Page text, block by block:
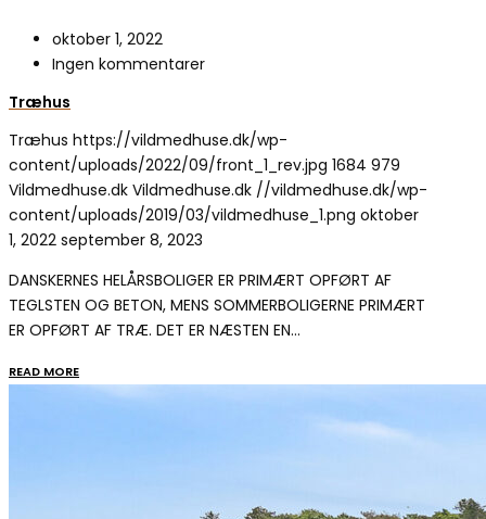
oktober 1, 2022
Ingen kommentarer
Træhus
Træhus https://vildmedhuse.dk/wp-
content/uploads/2022/09/front_1_rev.jpg 1684 979
Vildmedhuse.dk Vildmedhuse.dk //vildmedhuse.dk/wp-
content/uploads/2019/03/vildmedhuse_1.png oktober
1, 2022 september 8, 2023
DANSKERNES HELÅRSBOLIGER ER PRIMÆRT OPFØRT AF
TEGLSTEN OG BETON, MENS SOMMERBOLIGERNE PRIMÆRT
ER OPFØRT AF TRÆ. DET ER NÆSTEN EN…
READ MORE